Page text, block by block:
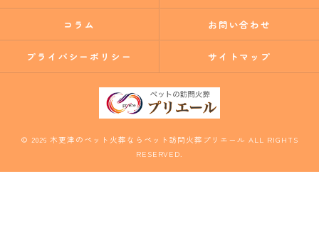
コラム お問い合わせ
プライバシーポリシー サイトマップ
© 2026 木更津のペット火葬ならペット訪問火葬プリエール ALL RIGHTS
RESERVED.